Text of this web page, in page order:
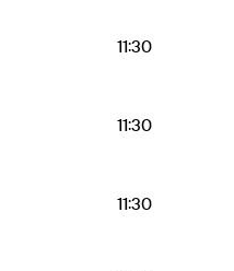
11:30
11:30
11:30